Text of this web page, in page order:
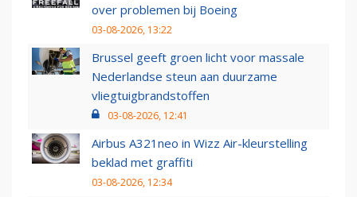
over problemen bij Boeing
03-08-2026, 13:22
Brussel geeft groen licht voor massale
Nederlandse steun aan duurzame
vliegtuigbrandstoffen
03-08-2026, 12:41
Airbus A321neo in Wizz Air-kleurstelling
beklad met graffiti
03-08-2026, 12:34